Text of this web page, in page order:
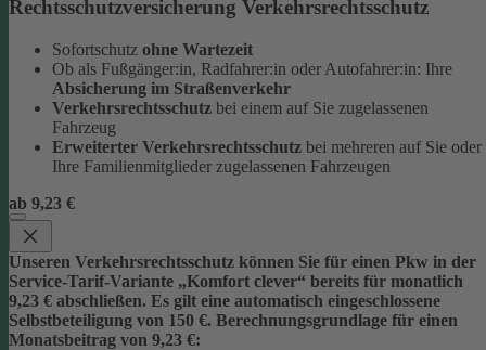
Rechtsschutzversicherung Verkehrsrechtsschutz
Sofortschutz ohne Wartezeit
Ob als Fußgänger:in, Radfahrer:in oder Autofahrer:in: Ihre
Absicherung im Straßenverkehr
Verkehrsrechtsschutz bei einem auf Sie zugelassenen
Fahrzeug
Erweiterter Verkehrsrechtsschutz bei mehreren auf Sie oder
Ihre Familienmitglieder zugelassenen Fahrzeugen
ab 9,23 €
Unseren Verkehrsrechtsschutz können Sie für einen Pkw in der
Service-Tarif-Variante „Komfort clever“ bereits für monatlich
9,23 € abschließen. Es gilt eine automatisch eingeschlossene
Selbstbeteiligung von 150 €. Berechnungsgrundlage für einen
Monatsbeitrag von 9,23 €: